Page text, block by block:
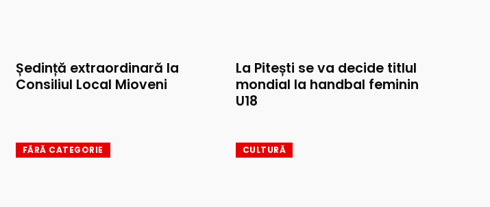
Ședință extraordinară la
Consiliul Local Mioveni
La Pitești se va decide titlul
mondial la handbal feminin
U18
FĂRĂ CATEGORIE CULTURĂ